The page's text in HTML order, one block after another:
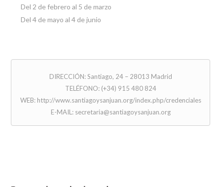
Del 2 de febrero al 5 de marzo
Del 4 de mayo al 4 de junio
DIRECCIÓN: Santiago, 24 – 28013 Madrid
TELÉFONO: (+34) 915 480 824
WEB: http://www.santiagoysanjuan.org/index.php/credenciales
E-MAIL: secretaria@santiagoysanjuan.org